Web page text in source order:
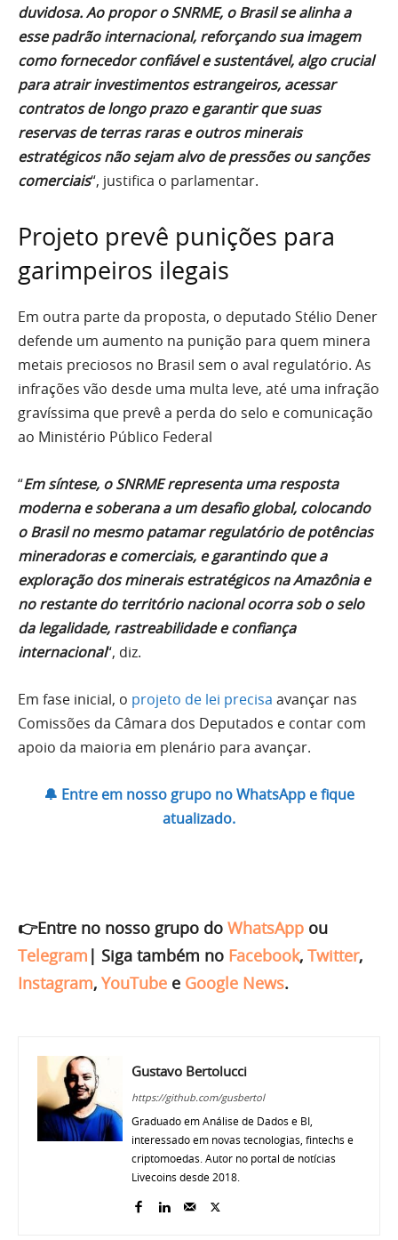
duvidosa. Ao propor o SNRME, o Brasil se alinha a
esse padrão internacional, reforçando sua imagem
como fornecedor confiável e sustentável, algo crucial
para atrair investimentos estrangeiros, acessar
contratos de longo prazo e garantir que suas
reservas de terras raras e outros minerais
estratégicos não sejam alvo de pressões ou sanções
comerciais“, justifica o parlamentar.
Projeto prevê punições para
garimpeiros ilegais
Em outra parte da proposta, o deputado Stélio Dener
defende um aumento na punição para quem minera
metais preciosos no Brasil sem o aval regulatório. As
infrações vão desde uma multa leve, até uma infração
gravíssima que prevê a perda do selo e comunicação
ao Ministério Público Federal
“Em síntese, o SNRME representa uma resposta
moderna e soberana a um desafio global, colocando
o Brasil no mesmo patamar regulatório de potências
mineradoras e comerciais, e garantindo que a
exploração dos minerais estratégicos na Amazônia e
no restante do território nacional ocorra sob o selo
da legalidade, rastreabilidade e confiança
internacional“, diz.
Em fase inicial, o projeto de lei precisa avançar nas
Comissões da Câmara dos Deputados e contar com
apoio da maioria em plenário para avançar.
🔔 Entre em nosso grupo no WhatsApp e fique
atualizado.
👉Entre no nosso grupo do WhatsApp ou
Telegram | Siga também no Facebook, Twitter,
Instagram, YouTube e Google News.
Gustavo Bertolucci
https://github.com/gusbertol
Graduado em Análise de Dados e BI,
interessado em novas tecnologias, fintechs e
criptomoedas. Autor no portal de notícias
Livecoins desde 2018.